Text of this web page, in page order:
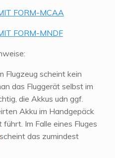
FORM-MCAA
FORM-MNDF
Flugzeug scheint kein
das Fluggerät selbst im
die Akkus udn ggf.
Akku im Handgepäck
Im Falle eines Fluges
scheint das zumindest